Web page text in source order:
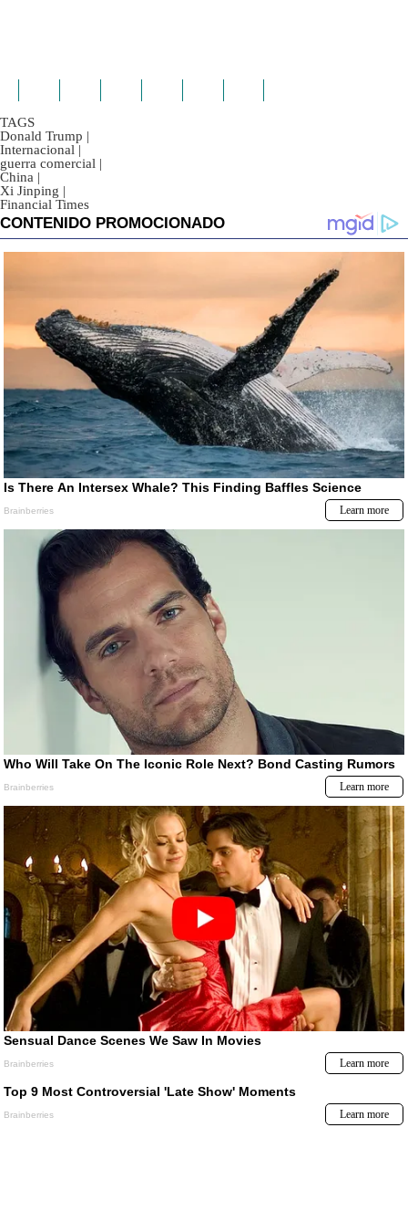
TAGS
Donald Trump |
Internacional |
guerra comercial |
China |
Xi Jinping |
Financial Times